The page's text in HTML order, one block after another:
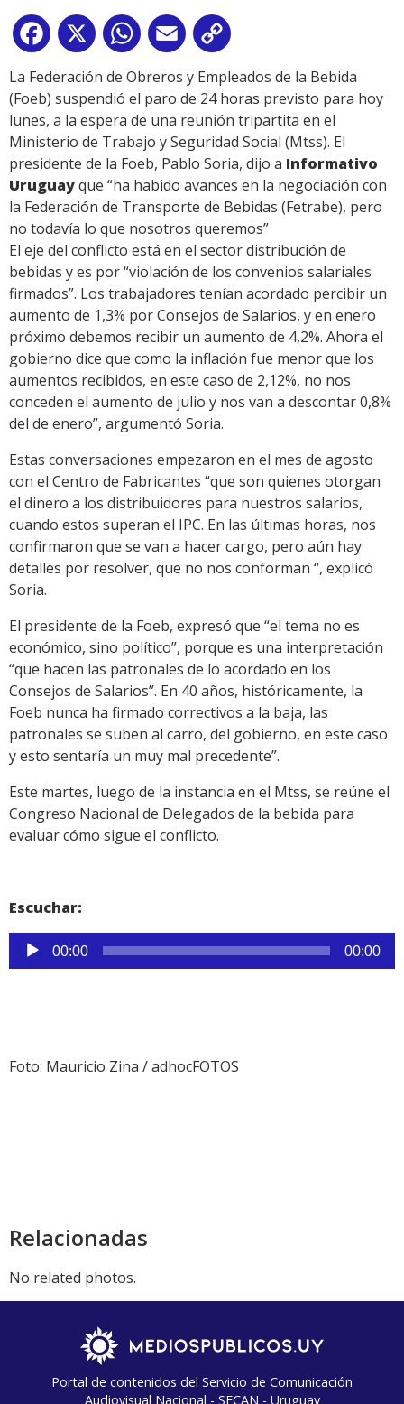
Facebook
X WhatsApp
Email
Link
La Federación de Obreros y Empleados de la Bebida
(Foeb) suspendió el paro de 24 horas previsto para hoy
lunes, a la espera de una reunión tripartita en el
Ministerio de Trabajo y Seguridad Social (Mtss). El
presidente de la Foeb, Pablo Soria, dijo a Informativo
Uruguayque “ha habido avances en la negociación con
la Federación de Transporte de Bebidas (Fetrabe), pero
no todavía lo que nosotros queremos”
El eje del conflicto está en el sector distribución de
bebidas y es por “violación de los convenios salariales
firmados”. Los trabajadores tenían acordado percibir un
aumento de 1,3% por Consejos de Salarios, y en enero
próximo debemos recibir un aumento de 4,2%. Ahora el
gobierno dice que como la inflación fue menor que los
aumentos recibidos, en este caso de 2,12%, no nos
conceden el aumento de julio y nos van a descontar 0,8%
del de enero”, argumentó Soria.
Estas conversaciones empezaron en el mes de agosto
con el Centro de Fabricantes “que son quienes otorgan
el dinero a los distribuidores para nuestros salarios,
cuando estos superan el IPC. En las últimas horas, nos
confirmaron que se van a hacer cargo, pero aún hay
detalles por resolver, que no nos conforman “, explicó
Soria.
El presidente de la Foeb, expresó que “el tema no es
económico, sino político”, porque es una interpretación
“que hacen las patronales de lo acordado en los
Consejos de Salarios”. En 40 años, históricamente, la
Foeb nunca ha firmado correctivos a la baja, las
patronales se suben al carro, del gobierno, en este caso
y esto sentaría un muy mal precedente”.
Este martes, luego de la instancia en el Mtss, se reúne el
Congreso Nacional de Delegados de la bebida para
evaluar cómo sigue el conflicto.
Escuchar:
Reproductor
de
00:00 00:00
Foto: Mauricio Zina / adhocFOTOS
Relacionadas
No related photos.
Portal de contenidos del Servicio de Comunicación
Audiovisual Nacional - SECAN - Uruguay